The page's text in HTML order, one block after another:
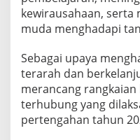
u
n
B
N
U
S
kewirausahaan, serta
muda menghadapi
Sebagai upaya
terarah dan
merancang
terhubung yang
pertengahan tahun